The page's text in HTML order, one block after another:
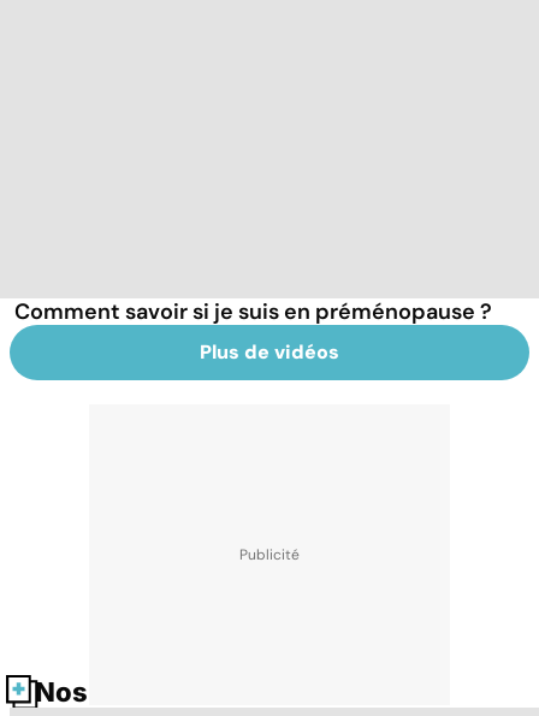
Comment savoir si je suis en préménopause ?
Plus de vidéos
Nos fiches santé